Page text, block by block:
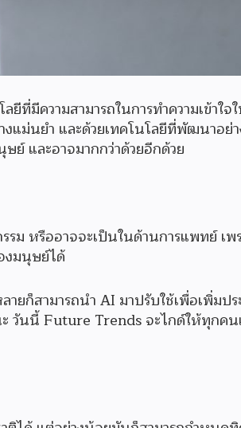
วามสามารถในการทำความเข้าใจใ
งแม่นยำ และด้วยเทคโนโลยีที่พัฒนาอย่
ย์ และอาจมากกว่าด้วยอีกด้วย
ม หรืออาจจะเป็นในด้านการแพทย์ เพ
งมนุษย์ได้
ยก็สามารถนำ AI มาปรับใช้เพื่อเพิ่ม
นนี้ Future Trends จะไกด์ให้ทุกคนเ